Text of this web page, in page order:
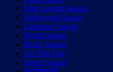
Film Legend Sansar
Hollywood Sansar
Literature Sansar
Media Sansar
Music Sansar
On This Day
Sports Sansar